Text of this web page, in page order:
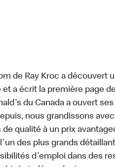
de Ray Kroc a découvert
a écrit la première page
du Canada a ouvert
nous grandissons
qualité à un prix
des plus grands
d'emploi dans des